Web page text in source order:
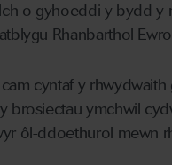
o gyhoeddi y bydd
Rhanbarthol
cyntaf y
brosiectau ymchwil
ôl-ddoethurol mewn